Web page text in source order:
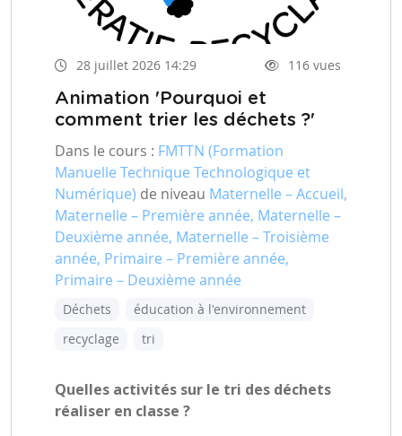
28 juillet 2026 14:29 116 vues
Animation 'Pourquoi et
comment trier les déchets ?'
Dans le cours : FMTTN (Formation
Manuelle Technique Technologique et
Numérique) de niveau Maternelle – Accueil,
Maternelle – Première année, Maternelle –
Deuxième année, Maternelle – Troisième
année, Primaire – Première année,
Primaire – Deuxième année
Déchets
éducation à l'environnement
recyclage
tri
Quelles activités sur le tri des déchets
réaliser en classe ?